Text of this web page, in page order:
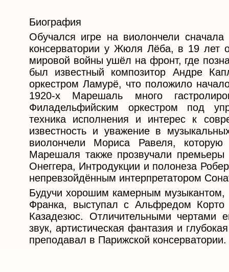
Биография
Обучался игре на виолончели
консерватории у Жюля Лёба, в 19 лет
мировой войны ушёл на фронт, где
был известный композитор Андре
оркестром Ламурё, что положило
1920-х Марешаль много
Филадельфийским оркестром под
техника исполнения и интерес к
известность и уважение в
виолончели Мориса Равеля,
Марешаля также прозвучали
Онеггера, Интродукции и полонеза
непревзойдённым интерпретатором
Будучи хорошим камерным
Франка, выступал с Альфредом
Казадезюс. Отличительными чертами
звук, артистическая фантазия и
преподавал в Парижской консерватории.